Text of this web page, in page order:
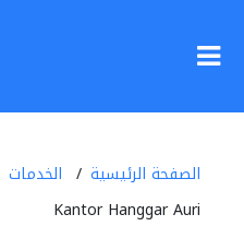
الصفحة الرئيسية الخدمات
Kantor Hanggar Auri